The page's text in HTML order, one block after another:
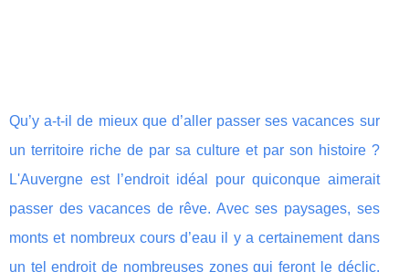
Qu’y a-t-il de mieux que d’aller passer ses vacances sur
un territoire riche de par sa culture et par son histoire ?
L'Auvergne est l’endroit idéal pour quiconque aimerait
passer des vacances de rêve. Avec ses paysages, ses
monts et nombreux cours d’eau il y a certainement dans
un tel endroit de nombreuses zones qui feront le déclic.